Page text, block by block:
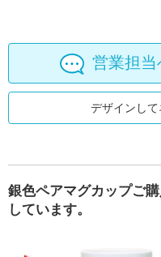
営業担当
デザインし
銀色ペアマグカップご
しています。
2トーンマグカッ